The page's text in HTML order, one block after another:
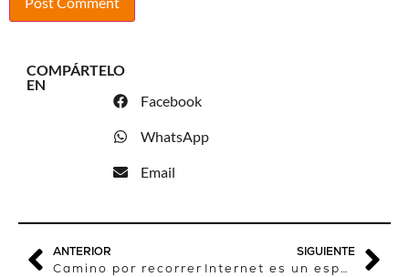
COMPÁRTELO
EN
Facebook
WhatsApp
Email
ANTERIOR
Camino por recorrer
SIGUIENTE
Internet es un espacio más libre donde el periodismo crece en cantidad y calidad